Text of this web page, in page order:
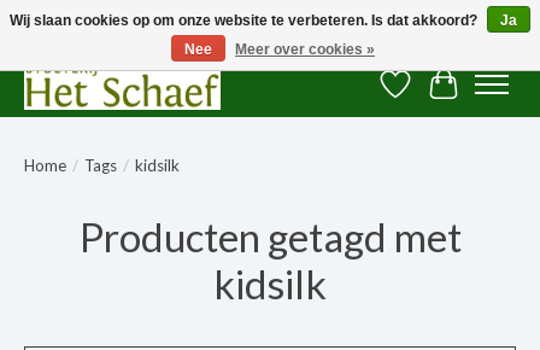
Verlanglijst
Home / Tags / kidsilk
Producten getagd met
kidsilk
Wij slaan cookies op om onze website te verbeteren. Is dat akkoord?
Ja
Nee
Meer over cookies »